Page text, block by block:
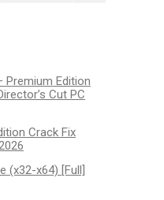
Premium Edition
Cut PC
Crack Fix
(x32-x64) [Full]